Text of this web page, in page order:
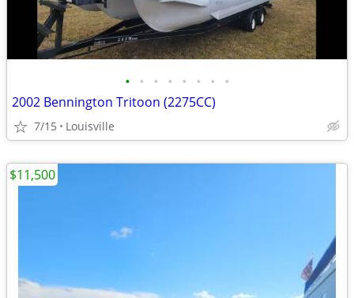
• • • • • • • •
2002 Bennington Tritoon (2275CC)
7/15 Louisville
$11,500